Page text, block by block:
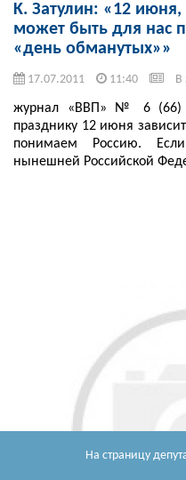
На страницу
K. Затулин: «12
может быть для нас
«день обманутых»»
17.07.2011 11:40 В
журнал «ВВП» № 6 (66)
празднику 12 июня
понимаем Россию.
нынешней Российской